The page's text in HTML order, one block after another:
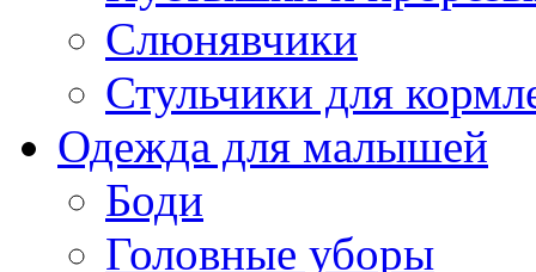
Слюнявчики
Стульчики для
Одежда для малышей
Боди
Головные уборы